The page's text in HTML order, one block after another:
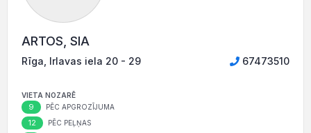
ARTOS, SIA
Rīga, Irlavas iela 20 - 29 67473510
VIETA NOZARĒ
9 PĒC APGROZĪJUMA
12 PĒC PEĻŅAS